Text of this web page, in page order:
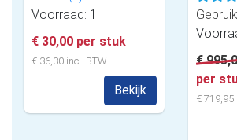
Voorraad: 1
€ 30,00 per stuk
€ 36,30 incl. BTW
Bekijk
€
per
€ 719,95